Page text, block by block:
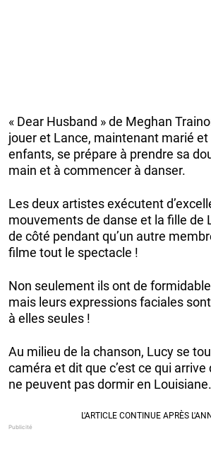
« Dear Husband » de Meghan
jouer et Lance, maintenant marié
enfants, se prépare à prendre sa
main et à commencer à danser.
Les deux artistes exécutent
mouvements de danse et la fille de
de côté pendant qu’un autre
filme tout le spectacle !
Non seulement ils ont de
mais leurs expressions faciales
à elles seules !
Au milieu de la chanson, Lucy se
caméra et dit que c’est ce qui
ne peuvent pas dormir en Louisiane.